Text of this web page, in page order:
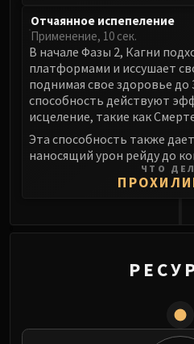
Отчаянное испепеление
Применение, 10 сек.
В начале Фазы 2, Кагни
платформами и иссушает
поднимая свое здоровье до
способность действуют
исцеление, такие как
Эта способность также
наносящий урон рейду до
ЧТО